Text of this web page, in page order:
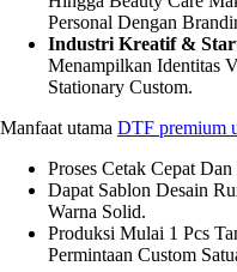
Personal Dengan
Industri Kreatif &
Menampilkan Identitas
Stationary Custom.
Manfaat utama DTF premium
Proses Cetak Cepat
Dapat Sablon Desain
Warna Solid.
Produksi Mulai 1 Pcs
Permintaan Custom